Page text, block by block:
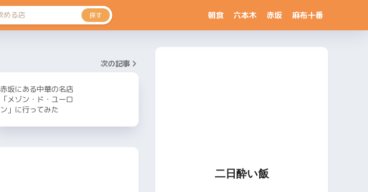
探す 朝食 六本木 赤坂 麻布十番
次の記事
赤坂にある中華の名店
「メゾン・ド・ユーロ
ン」に行ってみた
二日酔い飯